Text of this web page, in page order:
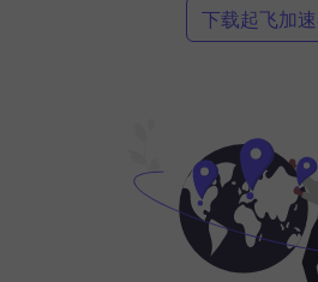
下载起飞加